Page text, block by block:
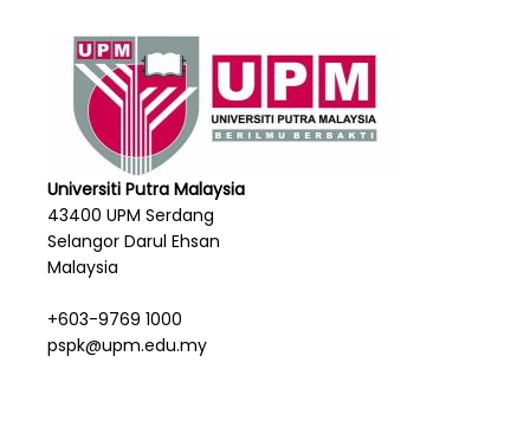
Universiti Putra Malaysia
43400 UPM Serdang
Selangor Darul Ehsan
Malaysia
+603-9769 1000
pspk@upm.edu.my